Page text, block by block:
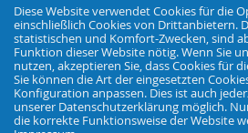
© Agrarking. Alle Rechte vorbehalten.
AGBDatenschutzWiderrufsbelehrung
Diese Website verwendet Cookies für die
einschließlich Cookies von Drittanbietern.
statistischen und Komfort-Zwecken, sind
Funktion dieser Website nötig. Wenn Sie
nutzen, akzeptieren Sie, dass Cookies für
Sie können die Art der eingesetzten
Konfiguration anpassen. Dies ist auch
unserer Datenschutzerklärung möglich.
die korrekte Funktionsweise der Website